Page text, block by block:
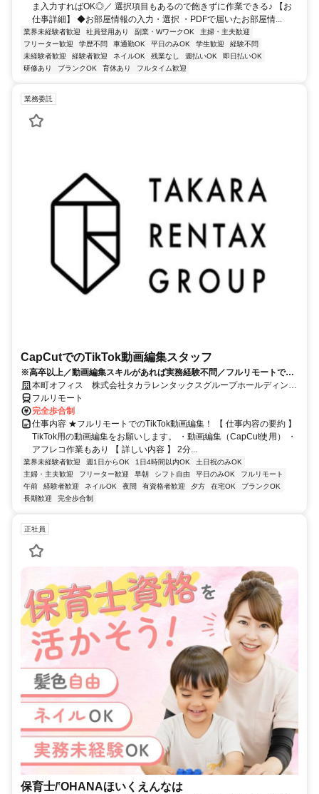
ま入力すればOK◎／ 選択項目もあるので飽きずに作業できる♪ 【お
仕事詳細】 ◆お部屋情報の入力・選択 ・PDFで届いたお部屋情...
業界未経験者歓迎 社員登用あり 副業・WワークOK
主婦・主夫歓迎
フリーター歓迎
学歴不問 車通勤OK 平日のみOK 学生歓迎
経験不問
未経験者歓迎
経験者歓迎 ネイルOK 残業なし 週払いOK
即日払いOK
研修あり
ブランクOK 育休あり フルタイム歓迎
業務委託
CapCutでのTikTok動画編集スタッフ
※高卒以上／動画編集スキルがあれば実務経験不問／フルリモートで出
勤不要／もちろん副業OK／1件あたり700円～
本町オフィス 株式会社タカラレンタックスグループホールディング
ス
フルリモート
完全歩合制
仕事内容 ★フルリモートでのTikTok動画編集！ 【 仕事内容の要約 】
TikTok用の動画編集をお願いします。 ・動画編集（CapCut使用） ・
アフレコ作業もあり 【 詳しい内容 】 2分...
業界未経験者歓迎 週1日からOK 1日4時間以内OK
土日祝のみOK
主婦・主夫歓迎
フリーター歓迎 早朝 シフト自由 平日のみOK
フルリモート
午前
経験者歓迎 ネイルOK 夜間 有資格者歓迎 夕方 在宅OK
ブランクOK
長期歓迎
完全歩合制
正社員
保育士/‛OHANAほいくえんなは